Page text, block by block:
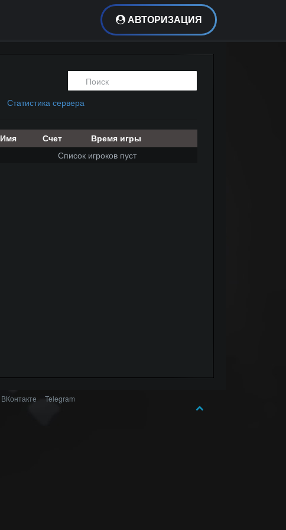
АВТОРИЗАЦИЯ
Статистика сервера
Имя Счет
Время игры
Список игроков пуст
ВКонтакте Telegram